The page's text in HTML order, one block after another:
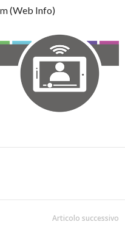
(Web Info)
Articolo successivo